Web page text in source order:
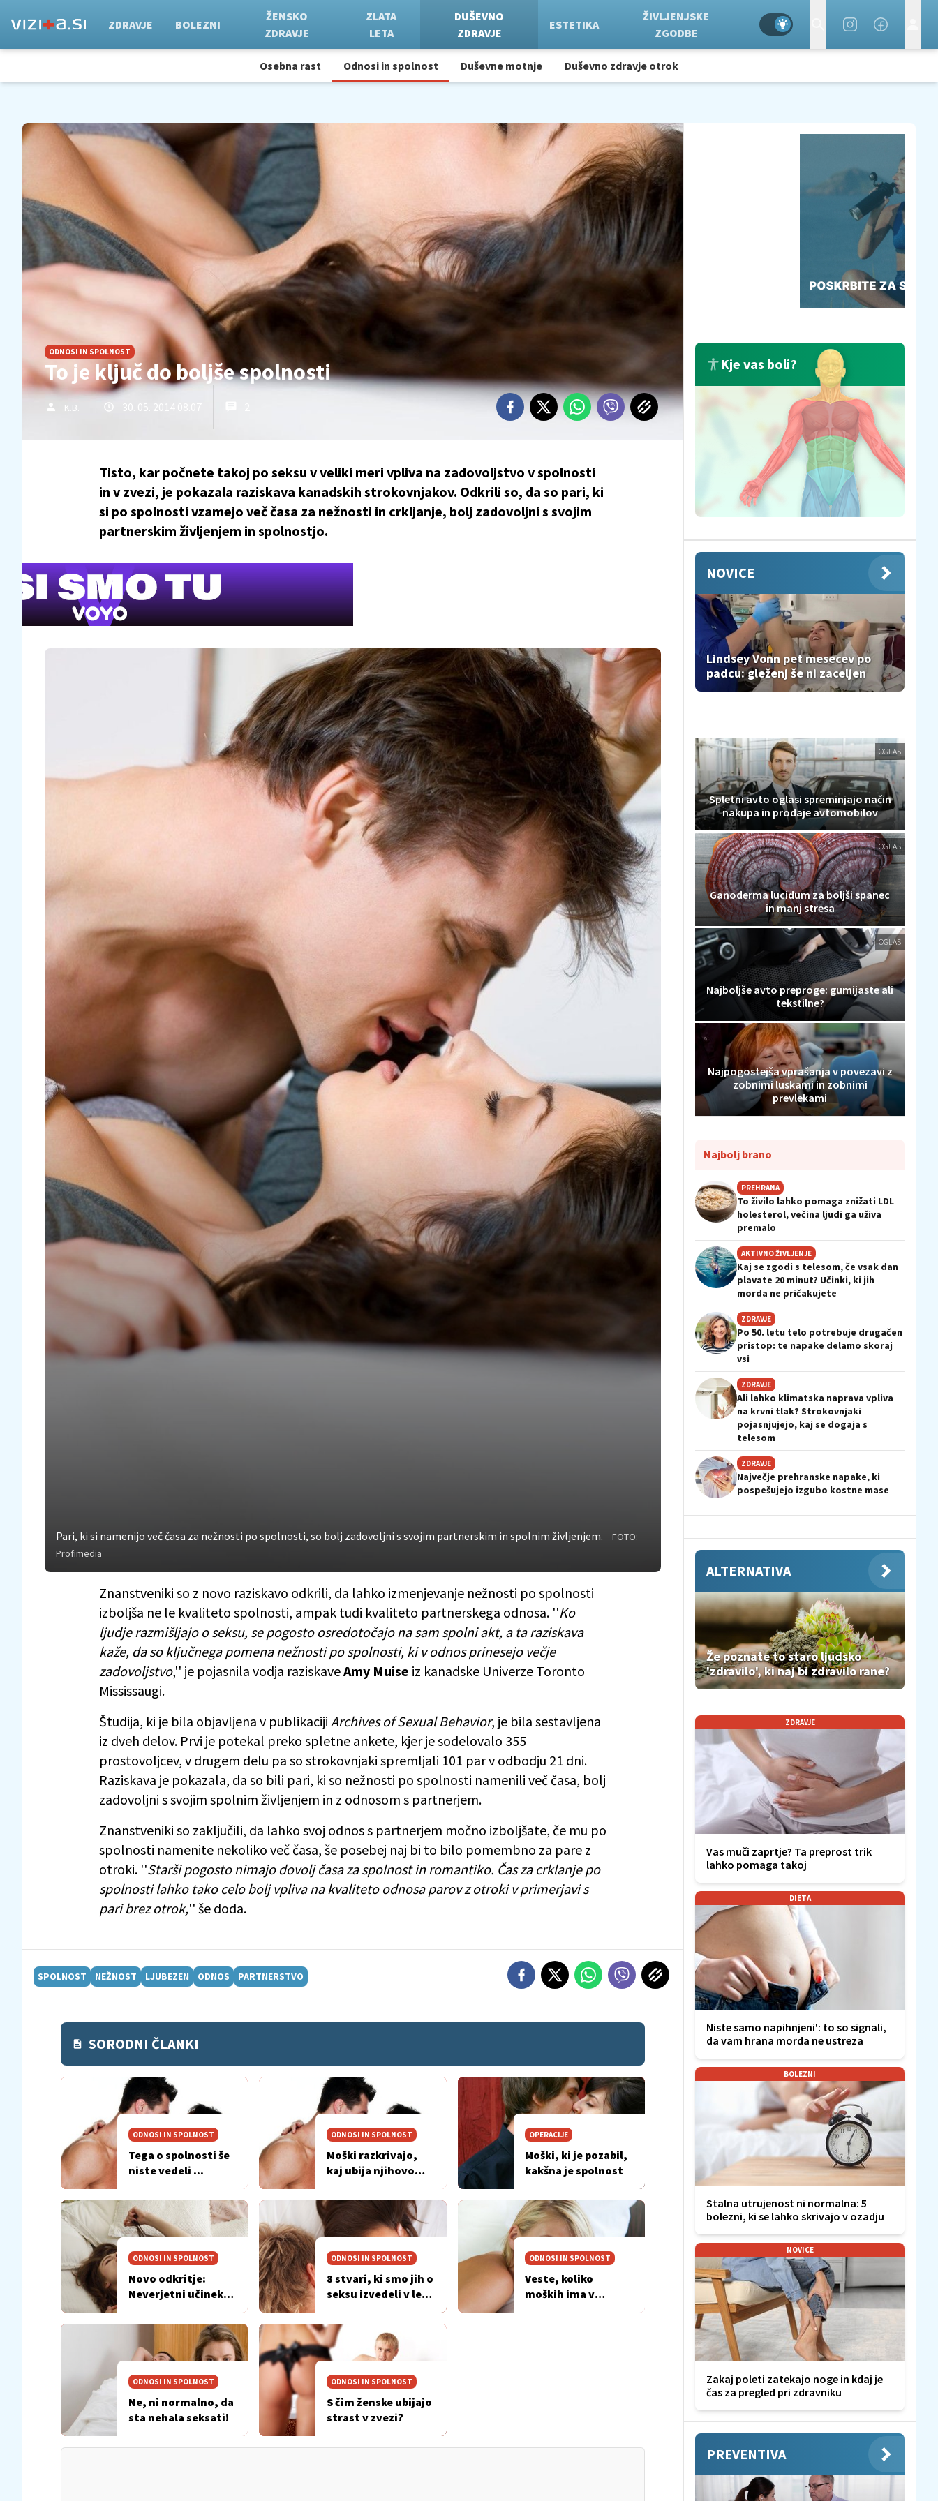
ZDRAVJE BOLEZNI
ŽENSKO
ZDRAVJE
ZLATA
LETA
DUŠEVNO
ZDRAVJE
ESTETIKA
ŽIVLJENJSKE
ZGODBE
Osebna rast Odnosi in spolnost Duševne motnje Duševno zdravje otrok
ODNOSI IN SPOLNOST
To je ključ do boljše spolnosti
K.B. 30. 05. 2014 08.07
Tisto, kar počnete takoj po seksu v veliki meri vpliva na zadovoljstvo v spolnosti
in v zvezi, je pokazala raziskava kanadskih strokovnjakov. Odkrili so, da so pari, ki
si po spolnosti vzamejo več časa za nežnosti in crkljanje, bolj zadovoljni s svojim
partnerskim življenjem in spolnostjo.
Pari, ki si namenijo več časa za nežnosti po spolnosti, so bolj zadovoljni s svojim partnerskim in spolnim življenjem.
FOTO:
Profimedia
Znanstveniki so z novo raziskavo odkrili, da lahko izmenjevanje nežnosti po spolnosti
izboljša ne le kvaliteto spolnosti, ampak tudi kvaliteto partnerskega odnosa. ''Ko
ljudje razmišljajo o seksu, se pogosto osredotočajo na sam spolni akt, a ta raziskava
kaže, da so ključnega pomena nežnosti po spolnosti, ki v odnos prinesejo večje
zadovoljstvo,'' je pojasnila vodja raziskaveAmy Muise iz kanadske Univerze Toronto
Mississaugi.
Študija, ki je bila objavljena v publikaciji Archives of Sexual Behavior, je bila sestavljena
iz dveh delov. Prvi je potekal preko spletne ankete, kjer je sodelovalo 355
prostovoljcev, v drugem delu pa so strokovnjaki spremljali 101 par v odbodju 21 dni.
Raziskava je pokazala, da so bili pari, ki so nežnosti po spolnosti namenili več časa, bolj
zadovoljni s svojim spolnim življenjem in z odnosom s partnerjem.
Znanstveniki so zaključili, da lahko svoj odnos s partnerjem močno izboljšate, če mu po
spolnosti namenite nekoliko več časa, še posebej naj bi to bilo pomembno za pare z
otroki. ''Starši pogosto nimajo dovolj časa za spolnost in romantiko. Čas za crklanje po
spolnosti lahko tako celo bolj vpliva na kvaliteto odnosa parov z otroki v primerjavi s
pari brez otrok,'' še doda.
SPOLNOST NEŽNOST LJUBEZEN ODNOS PARTNERSTVO
SORODNI ČLANKI
ODNOSI IN SPOLNOST
Tega o spolnosti še
niste vedeli ...
ODNOSI IN SPOLNOST
Moški razkrivajo,
kaj ubija njihovo
OPERACIJE
Moški, ki je pozabil,
kakšna je spolnost
ODNOSI IN SPOLNOST
Novo odkritje:
Neverjetni učinek
ODNOSI IN SPOLNOST
8 stvari, ki smo jih o
seksu izvedeli v letu
ODNOSI IN SPOLNOST
Veste, koliko
moških ima v
ODNOSI IN SPOLNOST
Ne, ni normalno, da
sta nehala seksati!
ODNOSI IN SPOLNOST
S čim ženske ubijajo
strast v zvezi?
Kje vas boli?
NOVICE
Lindsey Vonn pet mesecev po
padcu: gleženj še ni zaceljen
OGLAS
Spletni avto oglasi spreminjajo način
nakupa in prodaje avtomobilov
OGLAS
Ganoderma lucidum za boljši spanec
in manj stresa
OGLAS
Najboljše avto preproge: gumijaste ali
tekstilne?
Najpogostejša vprašanja v povezavi z
zobnimi luskami in zobnimi
prevlekami
Najbolj brano
PREHRANA
To živilo lahko pomaga znižati LDL
holesterol, večina ljudi ga uživa
premalo
AKTIVNO ŽIVLJENJE
Kaj se zgodi s telesom, če vsak dan
plavate 20 minut? Učinki, ki jih
morda ne pričakujete
ZDRAVJE
Po 50. letu telo potrebuje drugačen
pristop: te napake delamo skoraj
vsi
ZDRAVJE
Ali lahko klimatska naprava vpliva
na krvni tlak? Strokovnjaki
pojasnjujejo, kaj se dogaja s
telesom
ZDRAVJE
Največje prehranske napake, ki
pospešujejo izgubo kostne mase
ALTERNATIVA
Že poznate to staro ljudsko
'zdravilo', ki naj bi zdravilo rane?
ZDRAVJE
Vas muči zaprtje? Ta preprost trik
lahko pomaga takoj
DIETA
Niste samo napihnjeni': to so signali,
da vam hrana morda ne ustreza
BOLEZNI
Stalna utrujenost ni normalna: 5
bolezni, ki se lahko skrivajo v ozadju
NOVICE
Zakaj poleti zatekajo noge in kdaj je
čas za pregled pri zdravniku
PREVENTIVA